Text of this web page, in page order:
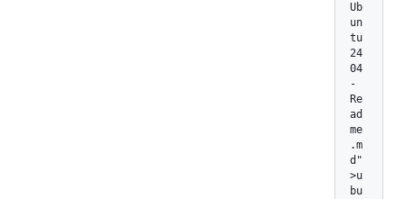
Ub
un
tu
24
04
-
Re
ad
me
.m
d"
>u
bu